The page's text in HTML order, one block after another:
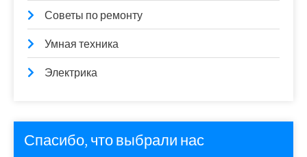
Советы по ремонту
Умная техника
Электрика
Спасибо, что выбрали нас